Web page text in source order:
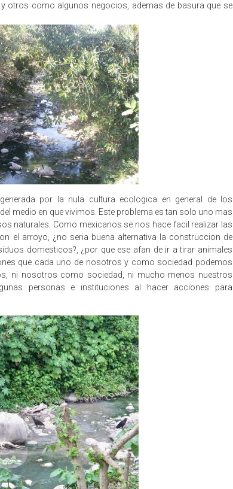
otros como algunos negocios, ademas de basura que se
por la nula cultura ecologica en general de los
medio en que vivimos. Este problema es tan solo uno mas
naturales. Como mexicanos se nos hace facil realizar las
el arroyo, ¿no seria buena alternativa la construccion de
domesticos?, ¿por que ese afan de ir a tirar animales
que cada uno de nosotros y como sociedad podemos
ni nosotros como sociedad, ni mucho menos nuestros
personas e instituciones al hacer acciones para